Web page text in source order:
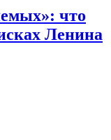
что
Ленина